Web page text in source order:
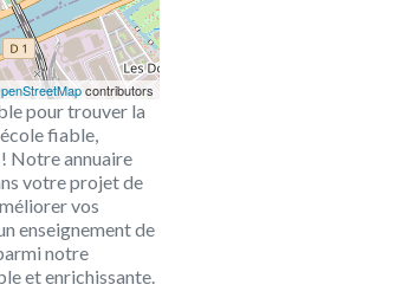
contributors
pour trouver la
fiable,
Notre annuaire
votre projet de
vos
enseignement de
notre
et enrichissante.